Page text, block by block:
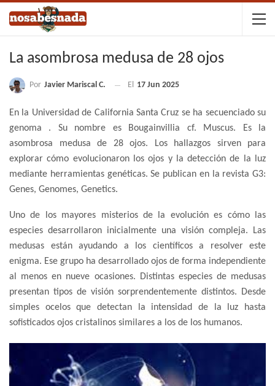
La asombrosa medusa de 28 ojos
Por Javier Mariscal C. El 17 Jun 2025
En la Universidad de California Santa Cruz se ha secuenciado su
genoma . Su nombre es Bougainvillia cf. Muscus. Es la
asombrosa medusa de 28 ojos. Los hallazgos sirven para
explorar cómo evolucionaron los ojos y la detección de la luz
mediante herramientas genéticas. Se publican en la revista G3:
Genes, Genomes, Genetics.
Uno de los mayores misterios de la evolución es cómo las
especies desarrollaron inicialmente una visión compleja. Las
medusas están ayudando a los científicos a resolver este
enigma. Ese grupo ha desarrollado ojos de forma independiente
al menos en nueve ocasiones. Distintas especies de medusas
presentan tipos de visión sorprendentemente distintos. Desde
simples ocelos que detectan la intensidad de la luz hasta
sofisticados ojos cristalinos similares a los de los humanos.